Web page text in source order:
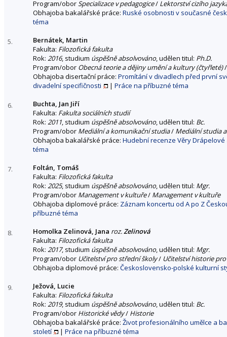
Program/oborSpecializace v pedagogice/ Lektorství cizího
Obhajoba bakalářské práce: Ruské osobnosti v současné
téma
5.
Bernátek, Martin
Fakulta: Filozofická fakulta
Rok: 2016, studium úspěšně absolvováno, udělen titul: Ph.D.
Program/obor Obecná teorie a dějiny umění a kultury (čtyřleté)
Obhajoba disertační práce: Promítání v divadlech před první
divadelní specifičnosti
| Práce na příbuzné téma
6.
Buchta, Jan Jiří
Fakulta: Fakulta sociálních studií
Rok: 2011, studium úspěšně absolvováno, udělen titul: Bc.
Program/obor Mediální a komunikační studia/ Mediální studia
Obhajoba bakalářské práce: Hudební recenze Věry
téma
7.
Foltán, Tomáš
Fakulta: Filozofická fakulta
Rok: 2025, studium úspěšně absolvováno, udělen titul: Mgr.
Program/obor Management v kultuře/ Management v kultuře
Obhajoba diplomové práce: Záznam koncertu od A po Z
příbuzné téma
8. Homolka Zelinová, Jana roz.Zelinová
Fakulta: Filozofická fakulta
Rok: 2017, studium úspěšně absolvováno, udělen titul: Mgr.
Program/obor Učitelství pro střední školy/ Učitelství historie
Obhajoba diplomové práce: Československo-polské kulturní
9.
Ježová, Lucie
Fakulta: Filozofická fakulta
Rok: 2019, studium úspěšně absolvováno, udělen titul: Bc.
Program/obor Historické vědy/ Historie
Obhajoba bakalářské práce: Život profesionálního umělce a
století
| Práce na příbuzné téma